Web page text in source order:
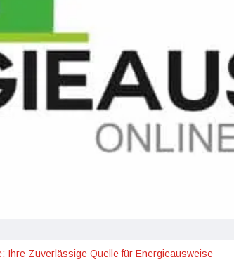
Ihre Zuverlässige Quelle für Energieausweise